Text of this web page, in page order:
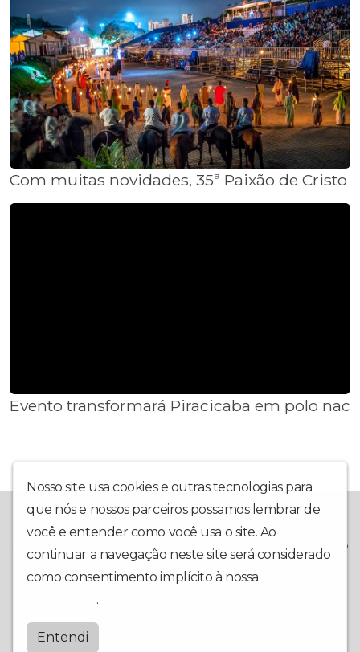
Com muitas novidades, 35ª Paixão de Cristo
Evento transformará Piracicaba em polo
Nosso site usa cookies e outras tecnologias para
que nós e nossos parceiros possamos lembrar de
você e entender como você usa o site. Ao
continuar a navegação neste site será considerado
como consentimento implícito à nossa
.
Entendi
A Rádio Piracicaba foi criada em outubro de 2020, e inaugurada
em 1º de março de 2021, com o intuito de trazer ao internauta
sempre a melhor informação, com o Jornal A Hora da Notícia e o
Programa de Esportes Resenha Esportiva. O site da rádio tem
uma programação repleta de musica e noticias sempre